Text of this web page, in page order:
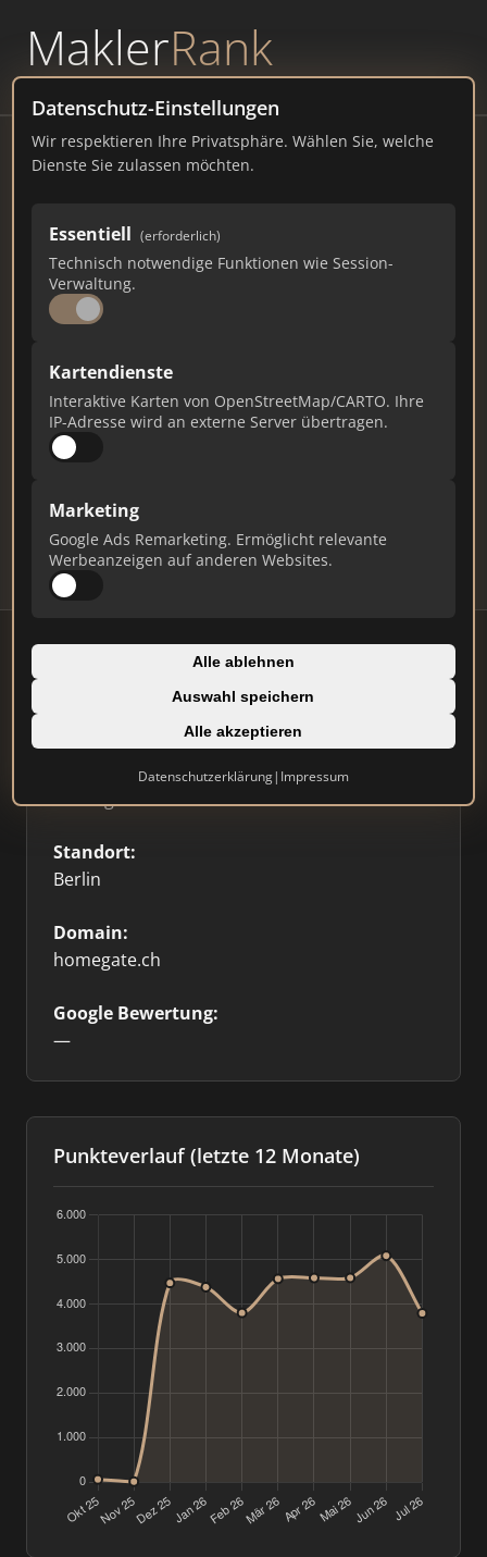
MaklerRank
powered byWAVEPOINT
Datenschutz-Einstellungen
Wir respektieren Ihre Privatsphäre. Wählen Sie, welche
Dienste Sie zulassen möchten.
Essentiell (erforderlich)
Technisch notwendige Funktionen wie Session-
Verwaltung.
Kartendienste
Interaktive Karten von OpenStreetMap/CARTO. Ihre
IP-Adresse wird an externe Server übertragen.
Marketing
Google Ads Remarketing. Ermöglicht relevante
Werbeanzeigen auf anderen Websites.
Alle ablehnen
Auswahl speichern
Alle akzeptieren
Datenschutzerklärung| Impressum
Homegate
homegate.ch
3.790
Ist das Ihr Unternehmen?
Verifizieren Sie Ihr Profil, bearbeiten Sie Ihre
Updates.
Profil beanspruchen
⭐ Etabliert
Sonstige
Standort:
Berlin
Domain:
homegate.ch
Google Bewertung:
—
Punkteverlauf (letzte 12 Monate)